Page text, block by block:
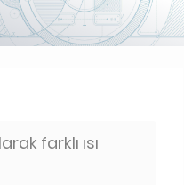
farklı ısı